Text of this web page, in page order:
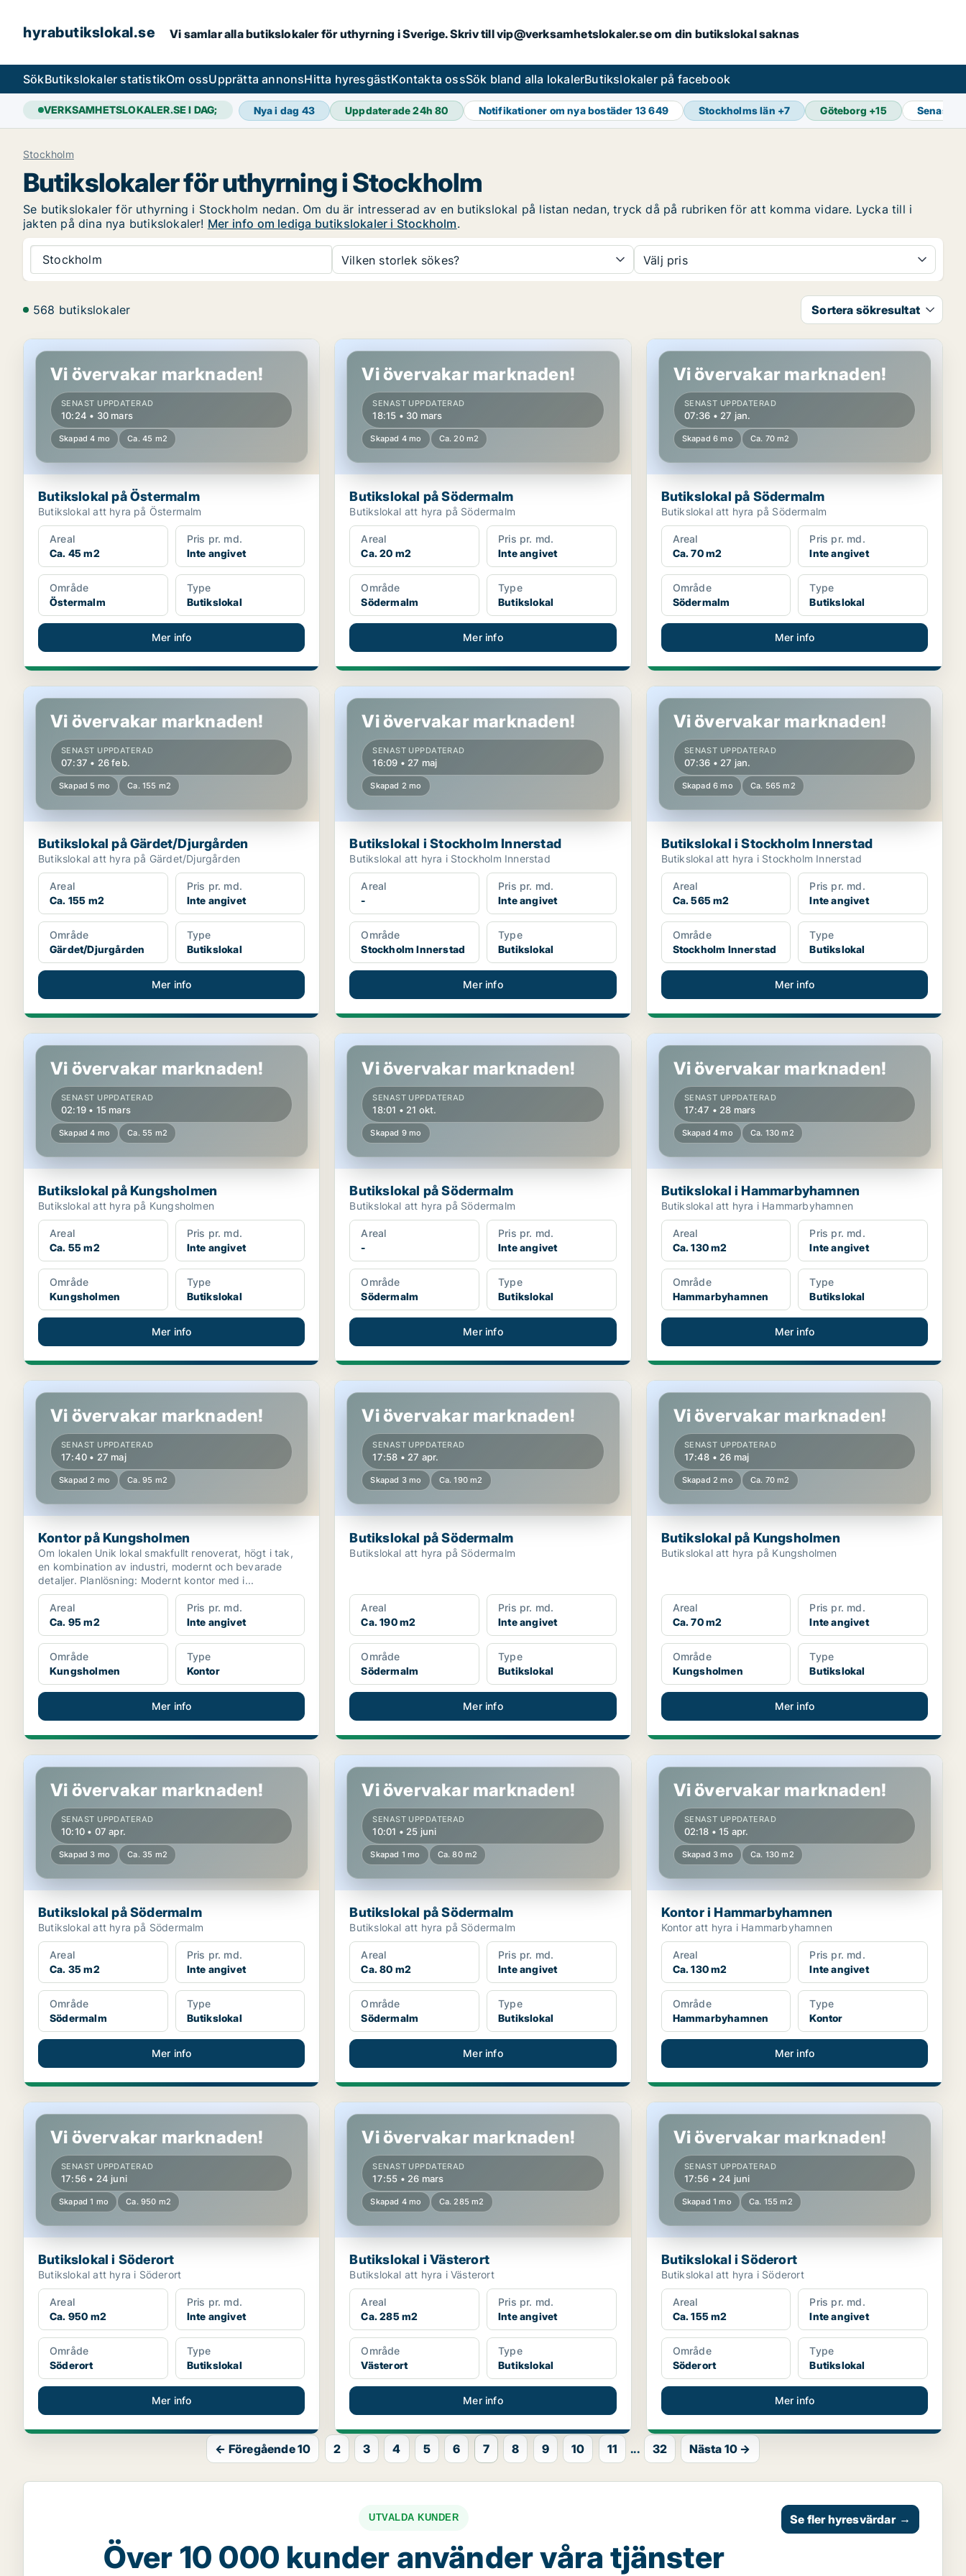
hyrabutikslokal.se Vi samlar alla butikslokaler för uthyrning i Sverige. Skriv till vip@verksamhetslokaler.se om din butikslokal saknas
SökButikslokaler statistikOm ossUpprätta annonsHitta hyresgästKontakta ossSök bland alla lokalerButikslokaler på facebook
VERKSAMHETSLOKALER.SE I DAG; Nya i dag 43 Uppdaterade 24h80 Notifikationer om nya bostäder 13 649 Stockholms län +7 Göteborg +15 Senaste
Stockholm
Butikslokaler för uthyrning i Stockholm
Se butikslokaler för uthyrning i Stockholm nedan. Om du är intresserad av en butikslokal på listan nedan, tryck då på rubriken för att komma vidare. Lycka till i
jakten på dina nya butikslokaler! Mer info om lediga butikslokaler i Stockholm.
Stockholm Vilken storlek sökes? Välj pris
568 butikslokaler Sortera sökresultat
Butikslokal på Östermalm
Vi övervakar marknaden!
SENAST UPPDATERAD
10:24 • 30 mars
Skapad 4 mo Ca. 45 m2
Butikslokal på Östermalm
Butikslokal att hyra på Östermalm
Areal
Ca. 45 m2
Pris pr. md.
Inte angivet
Område
Östermalm
Type
Butikslokal
Mer info
Butikslokal på Södermalm
Vi övervakar marknaden!
SENAST UPPDATERAD
18:15 • 30 mars
Skapad 4 mo Ca. 20 m2
Butikslokal på Södermalm
Butikslokal att hyra på Södermalm
Areal
Ca. 20 m2
Pris pr. md.
Inte angivet
Område
Södermalm
Type
Butikslokal
Mer info
Butikslokal på Södermalm
Vi övervakar marknaden!
SENAST UPPDATERAD
07:36 • 27 jan.
Skapad 6 mo Ca. 70 m2
Butikslokal på Södermalm
Butikslokal att hyra på Södermalm
Areal
Ca. 70 m2
Pris pr. md.
Inte angivet
Område
Södermalm
Type
Butikslokal
Mer info
Butikslokal på Gärdet/Djurgården
Vi övervakar marknaden!
SENAST UPPDATERAD
07:37 • 26 feb.
Skapad 5 mo Ca. 155 m2
Butikslokal på Gärdet/Djurgården
Butikslokal att hyra på Gärdet/Djurgården
Areal
Ca. 155 m2
Pris pr. md.
Inte angivet
Område
Gärdet/Djurgården
Type
Butikslokal
Mer info
Butikslokal i Stockholm Innerstad
Vi övervakar marknaden!
SENAST UPPDATERAD
16:09 • 27 maj
Skapad 2 mo
Butikslokal i Stockholm Innerstad
Butikslokal att hyra i Stockholm Innerstad
Areal
-
Pris pr. md.
Inte angivet
Område
Stockholm Innerstad
Type
Butikslokal
Mer info
Butikslokal i Stockholm Innerstad
Vi övervakar marknaden!
SENAST UPPDATERAD
07:36 • 27 jan.
Skapad 6 mo Ca. 565 m2
Butikslokal i Stockholm Innerstad
Butikslokal att hyra i Stockholm Innerstad
Areal
Ca. 565 m2
Pris pr. md.
Inte angivet
Område
Stockholm Innerstad
Type
Butikslokal
Mer info
Butikslokal på Kungsholmen
Vi övervakar marknaden!
SENAST UPPDATERAD
02:19 • 15 mars
Skapad 4 mo Ca. 55 m2
Butikslokal på Kungsholmen
Butikslokal att hyra på Kungsholmen
Areal
Ca. 55 m2
Pris pr. md.
Inte angivet
Område
Kungsholmen
Type
Butikslokal
Mer info
Butikslokal på Södermalm
Vi övervakar marknaden!
SENAST UPPDATERAD
18:01 • 21 okt.
Skapad 9 mo
Butikslokal på Södermalm
Butikslokal att hyra på Södermalm
Areal
-
Pris pr. md.
Inte angivet
Område
Södermalm
Type
Butikslokal
Mer info
Butikslokal i Hammarbyhamnen
Vi övervakar marknaden!
SENAST UPPDATERAD
17:47 • 28 mars
Skapad 4 mo Ca. 130 m2
Butikslokal i Hammarbyhamnen
Butikslokal att hyra i Hammarbyhamnen
Areal
Ca. 130 m2
Pris pr. md.
Inte angivet
Område
Hammarbyhamnen
Type
Butikslokal
Mer info
Kontor på Kungsholmen
Vi övervakar marknaden!
SENAST UPPDATERAD
17:40 • 27 maj
Skapad 2 mo Ca. 95 m2
Kontor på Kungsholmen
Om lokalen Unik lokal smakfullt renoverat, högt i tak,
en kombination av industri, modernt och bevarade
detaljer. Planlösning: Modernt kontor med i...
Areal
Ca. 95 m2
Pris pr. md.
Inte angivet
Område
Kungsholmen
Type
Kontor
Mer info
Butikslokal på Södermalm
Vi övervakar marknaden!
SENAST UPPDATERAD
17:58 • 27 apr.
Skapad 3 mo Ca. 190 m2
Butikslokal på Södermalm
Butikslokal att hyra på Södermalm
Areal
Ca. 190 m2
Pris pr. md.
Inte angivet
Område
Södermalm
Type
Butikslokal
Mer info
Butikslokal på Kungsholmen
Vi övervakar marknaden!
SENAST UPPDATERAD
17:48 • 26 maj
Skapad 2 mo Ca. 70 m2
Butikslokal på Kungsholmen
Butikslokal att hyra på Kungsholmen
Areal
Ca. 70 m2
Pris pr. md.
Inte angivet
Område
Kungsholmen
Type
Butikslokal
Mer info
Butikslokal på Södermalm
Vi övervakar marknaden!
SENAST UPPDATERAD
10:10 • 07 apr.
Skapad 3 mo Ca. 35 m2
Butikslokal på Södermalm
Butikslokal att hyra på Södermalm
Areal
Ca. 35 m2
Pris pr. md.
Inte angivet
Område
Södermalm
Type
Butikslokal
Mer info
Butikslokal på Södermalm
Vi övervakar marknaden!
SENAST UPPDATERAD
10:01 • 25 juni
Skapad 1 mo Ca. 80 m2
Butikslokal på Södermalm
Butikslokal att hyra på Södermalm
Areal
Ca. 80 m2
Pris pr. md.
Inte angivet
Område
Södermalm
Type
Butikslokal
Mer info
Kontor i Hammarbyhamnen
Vi övervakar marknaden!
SENAST UPPDATERAD
02:18 • 15 apr.
Skapad 3 mo Ca. 130 m2
Kontor i Hammarbyhamnen
Kontor att hyra i Hammarbyhamnen
Areal
Ca. 130 m2
Pris pr. md.
Inte angivet
Område
Hammarbyhamnen
Type
Kontor
Mer info
Butikslokal i Söderort
Vi övervakar marknaden!
SENAST UPPDATERAD
17:56 • 24 juni
Skapad 1 mo Ca. 950 m2
Butikslokal i Söderort
Butikslokal att hyra i Söderort
Areal
Ca. 950 m2
Pris pr. md.
Inte angivet
Område
Söderort
Type
Butikslokal
Mer info
Butikslokal i Västerort
Vi övervakar marknaden!
SENAST UPPDATERAD
17:55 • 26 mars
Skapad 4 mo Ca. 285 m2
Butikslokal i Västerort
Butikslokal att hyra i Västerort
Areal
Ca. 285 m2
Pris pr. md.
Inte angivet
Område
Västerort
Type
Butikslokal
Mer info
Butikslokal i Söderort
Vi övervakar marknaden!
SENAST UPPDATERAD
17:56 • 24 juni
Skapad 1 mo Ca. 155 m2
Butikslokal i Söderort
Butikslokal att hyra i Söderort
Areal
Ca. 155 m2
Pris pr. md.
Inte angivet
Område
Söderort
Type
Butikslokal
Mer info
← Föregående 10 2 3 4 5 6 7 8 9 10 11 ... 32 Nästa 10 →
UTVALDA KUNDER
Över 10 000 kunder använder våra tjänster
Se fler hyresvärdar →